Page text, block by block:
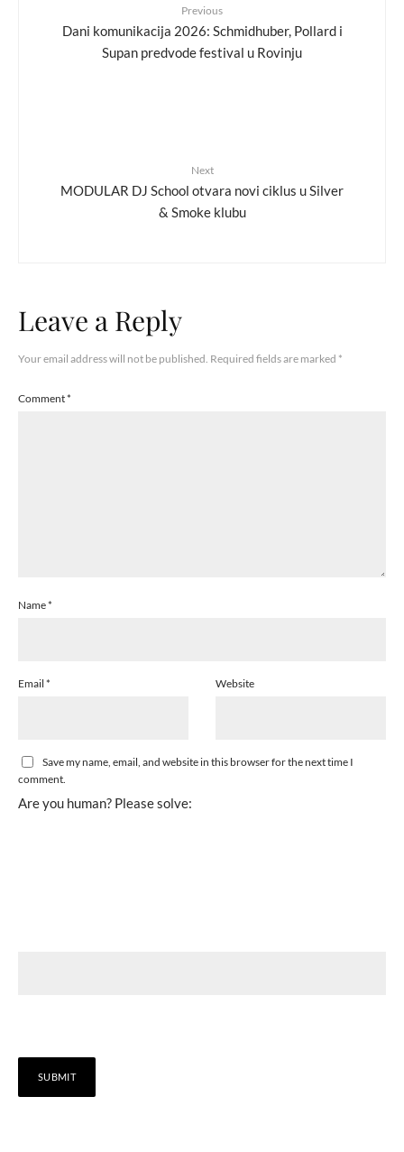
Previous
Dani komunikacija 2026: Schmidhuber, Pollard i
Supan predvode festival u Rovinju
Next
MODULAR DJ School otvara novi ciklus u Silver
& Smoke klubu
Leave a Reply
Your email address will not be published. Required fields are marked *
Comment*
Name*
Email * Website
Save my name, email, and website in this browser for the next time I
comment.
Are you human? Please solve: